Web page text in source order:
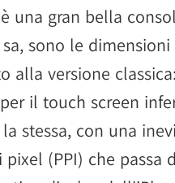
una gran bella
sono le
alla versione
il touch screen
stessa, con una
(PPI) che passa